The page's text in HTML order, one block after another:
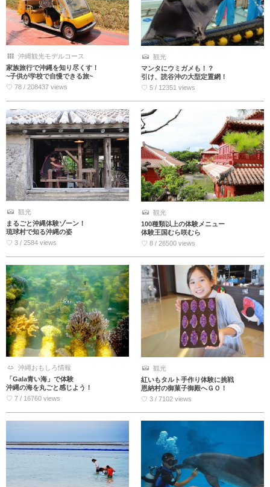
沖縄観光モデルコース
家族旅行で沖縄を知り尽くす！
~子供が学校で自慢できる旅~
♡ 78 / 208437 views
観光
マンタにウミガメも！？
引け、読谷沖の大型定置網！
♡ 5 / 12351 views
観光
まるごと沖縄体験ゾーン！
琉球村で知る沖縄の姿
♡ 3 / 2584 views
観光
100種類以上の体験メニュー
体験王国むら咲むら
♡ 8 / 26500 views
沖縄おもしろ情報
「Gala青い海」で体験
沖縄の海を丸ごと感じよう！
♡ 7 / 16760 views
観光
紅いもタルト手作り体験に挑戦
恩納村の御菓子御殿へＧＯ！
♡ 3 / 7102 views